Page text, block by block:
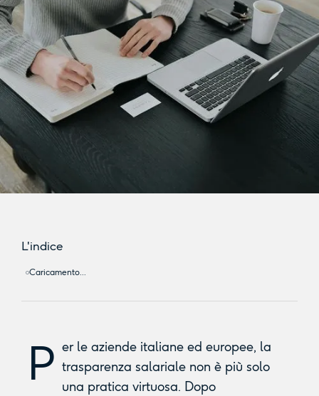
L'indice
Caricamento...
P er le aziende italiane ed europee, la
trasparenza salariale non è più solo
una pratica virtuosa. Dopo